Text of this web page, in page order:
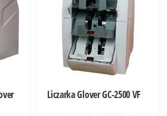
Liczarka Glover GC-2500 VF